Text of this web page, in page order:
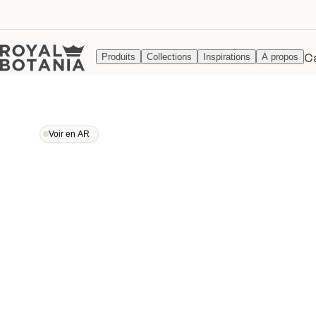
Produits Collections Inspirations À propos
Voir en AR
Voir en AR